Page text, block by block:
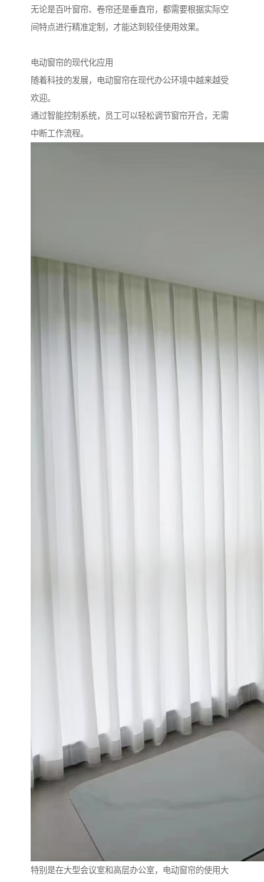
无论是百叶窗帘、卷帘还是垂直帘，都需要根据实际空
间特点进行精准定制，才能达到较佳使用效果。
电动窗帘的现代化应用
随着科技的发展，电动窗帘在现代办公环境中越来越受
欢迎。
通过智能控制系统，员工可以轻松调节窗帘开合，无需
中断工作流程。
特别是在大型会议室和高层办公室，电动窗帘的使用大